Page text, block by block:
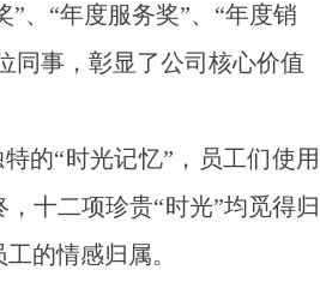
、“年度服务奖”、“年度销
同事，彰显了公司核心价值
的“时光记忆”，员工们使用
十二项珍贵“时光”均觅得归
的情感归属。